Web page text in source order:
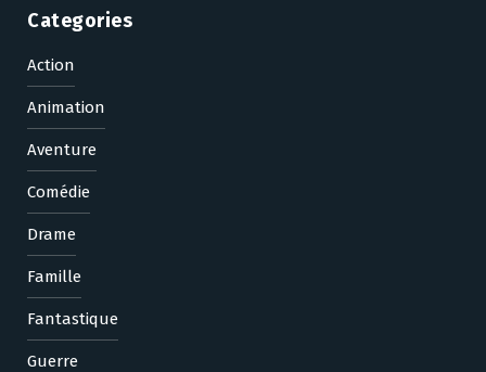
Categories
Action
Animation
Aventure
Comédie
Drame
Famille
Fantastique
Guerre